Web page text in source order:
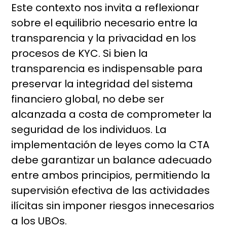
Este contexto nos invita a reflexionar
sobre el equilibrio necesario entre la
transparencia y la privacidad en los
procesos de KYC. Si bien la
transparencia es indispensable para
preservar la integridad del sistema
financiero global, no debe ser
alcanzada a costa de comprometer la
seguridad de los individuos. La
implementación de leyes como la CTA
debe garantizar un balance adecuado
entre ambos principios, permitiendo la
supervisión efectiva de las actividades
ilícitas sin imponer riesgos innecesarios
a los UBOs.